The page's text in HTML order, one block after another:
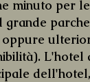
minuto per
L'hotel